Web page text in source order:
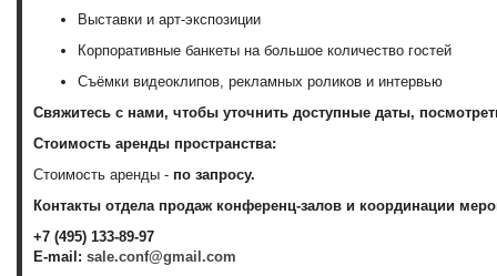
Выставки и арт-экспозиции
Корпоративные банкеты на большое количество гостей
Съёмки видеоклипов, рекламных роликов и интервью
Свяжитесь с нами, чтобы уточнить доступные даты,
Стоимость аренды пространства:
Стоимость аренды - по запросу.
Контакты отдела продаж конференц-залов и координации
+7 (495) 133-89-97
E-mail: sale.conf@gmail.com